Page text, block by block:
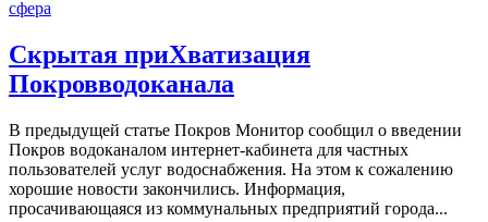
сфера
Скрытая приХватизация
Покровводоканала
В предыдущей статье Покров Монитор сообщил о введении
Покров водоканалом интернет-кабинета для частных
пользователей услуг водоснабжения. На этом к сожалению
хорошие новости закончились. Информация,
просачивающаяся из коммунальных предприятий города...